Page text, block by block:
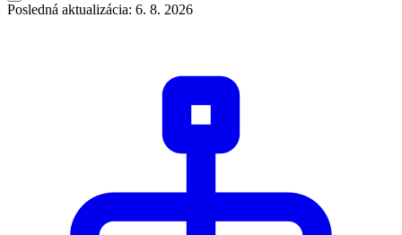
Posledná aktualizácia: 6. 8. 2026